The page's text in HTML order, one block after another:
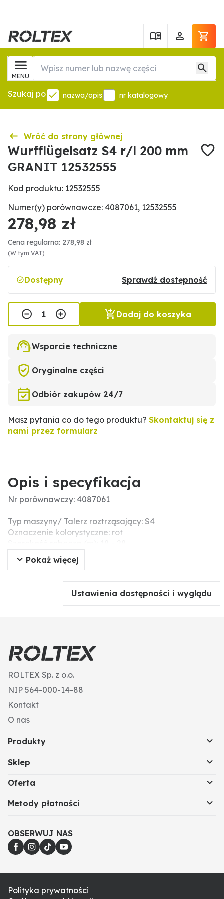
MENU
Szukaj po nazwa/opis nr katalogowy
Wróć do strony głównej
Wurfflügelsatz S4 r/l 200 mm
GRANIT 12532555
Kod produktu: 12532555
Numer(y) porównawcze: 4087061, 12532555
278,98 zł
Cena regularna: 278,98 zł
(W tym VAT)
Dostępny Sprawdź dostępność
Dodaj do koszyka
Wsparcie techniczne
Oryginalne części
Odbiór zakupów 24/7
Masz pytania co do tego produktu? Skontaktuj się z
nami przez formularz
Opis i specyfikacja
Nr porównawczy: 4087061
Typ maszyny/ Talerz roztrząsający: S4
Oznaczenie kolorystyczne: rot
Liczba na siewnik: 1
Zastosowanie: rechts und links
Pokaż więcej
Ustawienia dostępności i wyglądu
ROLTEX Sp. z o.o.
NIP 564-000-14-88
Kontakt
O nas
Produkty
Sklep
Oferta
Metody płatności
OBSERWUJ NAS
Polityka prywatności